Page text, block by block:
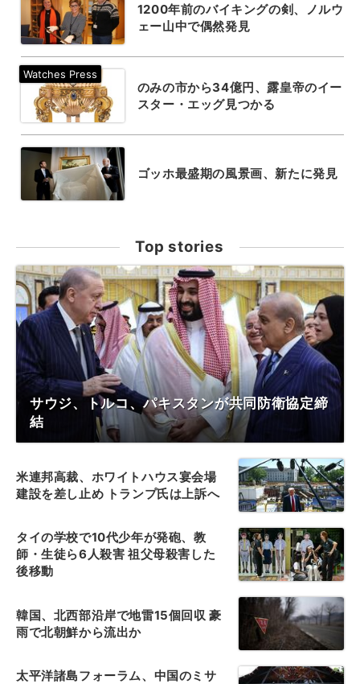
1200年前のバイキングの剣、ノルウ
ェー山中で偶然発見
のみの市から34億円、露皇帝のイー
スター・エッグ見つかる
ゴッホ最盛期の風景画、新たに発見
Top stories
サウジ、トルコ、パキスタンが共同防衛協定締
結
米連邦高裁、ホワイトハウス宴会場
建設を差し止め トランプ氏は上訴へ
タイの学校で10代少年が発砲、教
師・生徒ら6人殺害 祖父母殺害した
後移動
韓国、北西部沿岸で地雷15個回収 豪
雨で北朝鮮から流出か
太平洋諸島フォーラム、中国のミサ